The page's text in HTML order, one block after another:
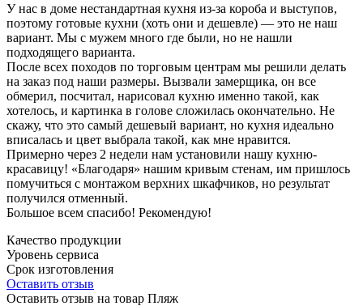
У нас в доме нестандартная кухня из-за короба и выступов,
поэтому готовые кухни (хоть они и дешевле) — это не наш
вариант. Мы с мужем много где были, но не нашли
подходящего варианта.
После всех походов по торговым центрам мы решили делать
на заказ под наши размеры. Вызвали замерщика, он все
обмерил, посчитал, нарисовал кухню именно такой, как
хотелось, и картинка в голове сложилась окончательно. Не
скажу, что это самый дешевый вариант, но кухня идеально
вписалась и цвет выбрала такой, как мне нравится.
Примерно через 2 недели нам установили нашу кухню-
красавицу! «Благодаря» нашим кривым стенам, им пришлось
помучиться с монтажом верхних шкафчиков, но результат
получился отменный.
Большое всем спасибо! Рекомендую!
Качество продукции
Уровень сервиса
Срок изготовления
Оставить отзыв
Оставить отзыв на товар Пляж